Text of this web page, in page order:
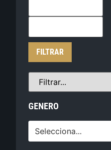
FILTRAR
GENERO
Selecciona...